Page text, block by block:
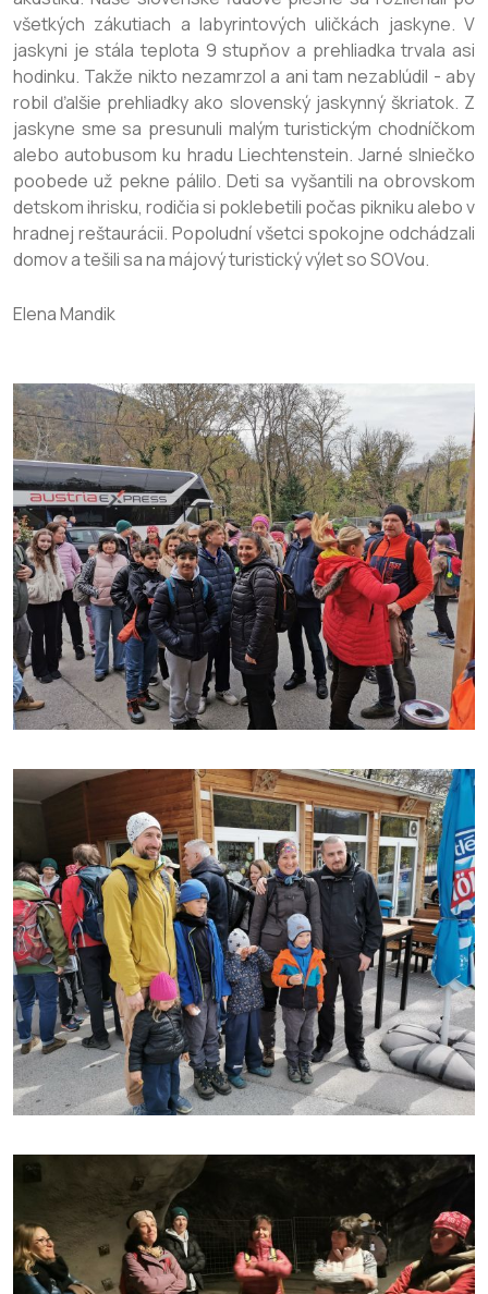
všetkých zákutiach a labyrintových uličkách jaskyne. V
jaskyni je stála teplota 9 stupňov a prehliadka trvala asi
hodinku. Takže nikto nezamrzol a ani tam nezablúdil - aby
robil ďalšie prehliadky ako slovenský jaskynný škriatok. Z
jaskyne sme sa presunuli malým turistickým chodníčkom
alebo autobusom ku hradu Liechtenstein. Jarné slniečko
poobede už pekne pálilo. Deti sa vyšantili na obrovskom
detskom ihrisku, rodičia si poklebetili počas pikniku alebo v
hradnej reštaurácii. Popoludní všetci spokojne odchádzali
domov a tešili sa na májový turistický výlet so SOVou.
Elena Mandik